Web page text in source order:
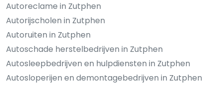
Autoreclame in Zutphen
Autorijscholen in Zutphen
Autoruiten in Zutphen
Autoschade herstelbedrijven in Zutphen
Autosleepbedrijven en hulpdiensten in Zutphen
Autosloperijen en demontagebedrijven in Zutphen